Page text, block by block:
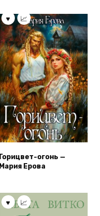
Горицвет-огонь —
Мария Ерова